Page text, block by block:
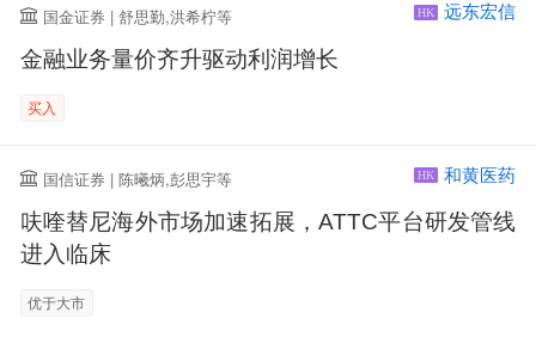
国金证券 | 舒思勤,洪希柠等 HK 远东宏信
金融业务量价齐升驱动利润增长
买入
国信证券 | 陈曦炳,彭思宇等 HK 和黄医药
呋喹替尼海外市场加速拓展，ATTC平台研发管线
进入临床
优于大市